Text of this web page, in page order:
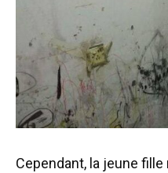
Cependant, la jeune fille